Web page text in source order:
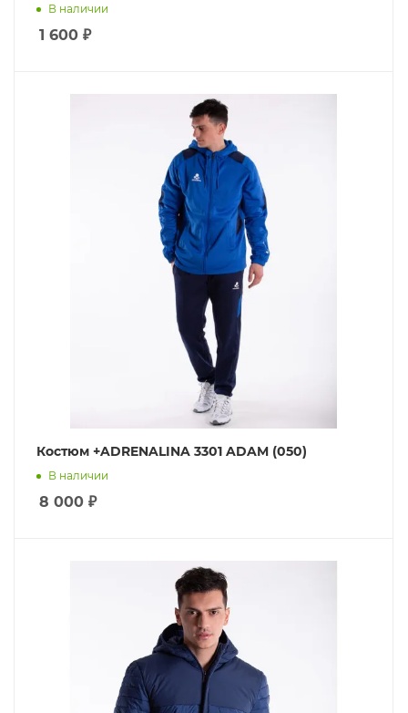
В наличии
1 600 ₽
Костюм +ADRENALINA 3301 ADAM (050)
В наличии
8 000 ₽